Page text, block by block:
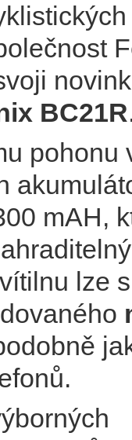
BC21R
pohonu
mAH,
lze